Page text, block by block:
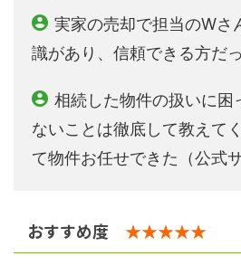
実家の売却で担当のWさ
識があり、信頼できる方だ
相続した物件の扱いに困
ないことは徹底して教えて
て物件お任せできた（公式
おすすめ度 ★★★★★